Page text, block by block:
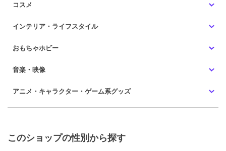
コスメ
インテリア・ライフスタイル
おもちゃホビー
音楽・映像
アニメ・キャラクター・ゲーム系グッズ
このショップの性別から探す